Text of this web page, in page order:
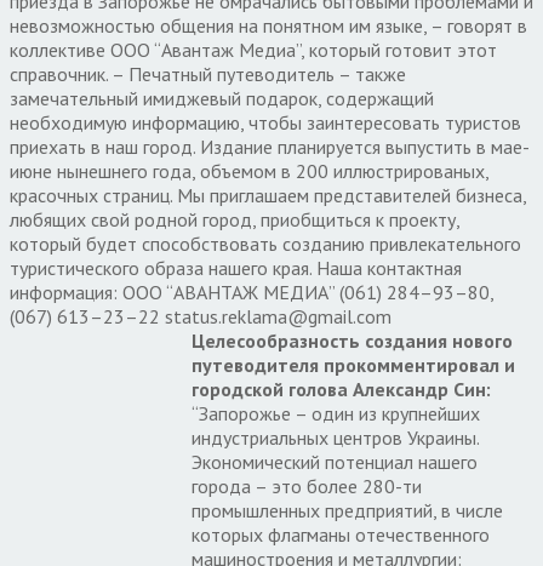
невозможностью общения на понятном им языке, – говорят в
коллективе ООО “Авантаж Медиа”, который готовит этот
справочник. – Печатный путеводитель – также
замечательный имиджевый подарок, содержащий
необходимую информацию, чтобы заинтересовать туристов
приехать в наш город. Издание планируется выпустить в мае-
июне нынешнего года, объемом в 200 иллюстрированых,
красочных страниц. Мы приглашаем представителей бизнеса,
любящих свой родной город, приобщиться к проекту,
который будет способствовать созданию привлекательного
туристического образа нашего края. Наша контактная
информация: ООО “АВАНТАЖ МЕДИА” (061) 284–93–80,
(067) 613–23–22 status.reklama@gmail.com
Целесообразность создания нового
путеводителя прокомментировал и
городской голова Александр Син:
“Запорожье – один из крупнейших
индустриальных центров Украины.
Экономический потенциал нашего
города – это более 280-ти
промышленных предприятий, в числе
которых флагманы отечественного
машиностроения и металлургии: